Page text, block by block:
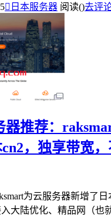
 日本服务器 阅读()去评
器推荐：
，独享带宽，
为云服务器新增了日
大陆优化、精品网（也